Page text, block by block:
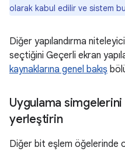
olarak kabul edilir ve sistem
Diğer yapılandırma
seçtiğini Geçerli ekran
kaynaklarına genel bakış
Uygulama
yerleştirin
Diğer bit eşlem öğelerinde